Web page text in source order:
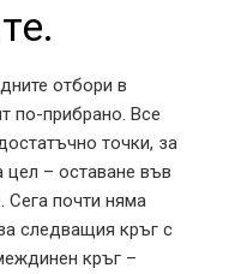
отбори в
по-прибрано. Все
точки, за
цел – оставане във
Сега почти няма
следващия кръг с
кръг –